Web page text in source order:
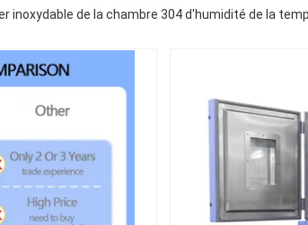
inoxydable de la chambre 304 d'humidité de la